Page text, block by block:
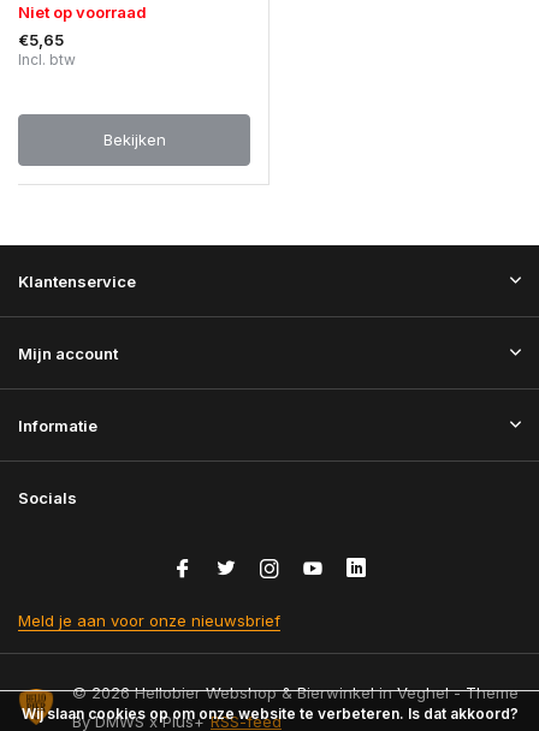
Niet op voorraad
€5,65
Incl. btw
Bekijken
Klantenservice
Mijn account
Informatie
Socials
Meld je aan voor onze nieuwsbrief
© 2026 Hellobier Webshop & Bierwinkel in Veghel - Theme
ByDMWSxPlus+ RSS-feed
Wij slaan cookies op om onze website te verbeteren. Is dat akkoord?